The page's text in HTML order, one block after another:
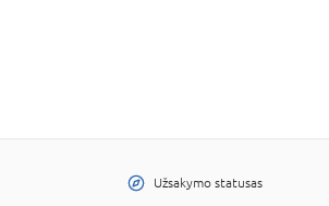
Užsakymo statusas